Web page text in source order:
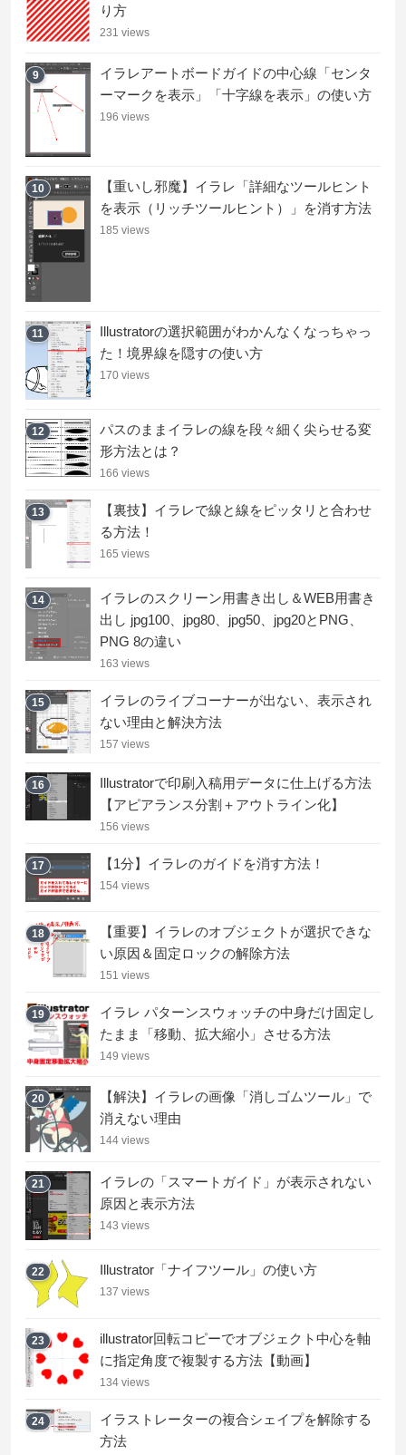
り方
231 views
9
イラレアートボードガイドの中心線「センタ
ーマークを表示」「十字線を表示」の使い方
196 views
10
【重いし邪魔】イラレ「詳細なツールヒント
を表示（リッチツールヒント）」を消す方法
185 views
11
Illustratorの選択範囲がわかんなくなっちゃっ
た！境界線を隠すの使い方
170 views
12
パスのままイラレの線を段々細く尖らせる変
形方法とは？
166 views
13
【裏技】イラレで線と線をピッタリと合わせ
る方法！
165 views
14
イラレのスクリーン用書き出し＆WEB用書き
出し jpg100、jpg80、jpg50、jpg20とPNG、
PNG 8の違い
163 views
15
イラレのライブコーナーが出ない、表示され
ない理由と解決方法
157 views
16
Illustratorで印刷入稿用データに仕上げる方法
【アピアランス分割＋アウトライン化】
156 views
17 【1分】イラレのガイドを消す方法！
154 views
18
【重要】イラレのオブジェクトが選択できな
い原因＆固定ロックの解除方法
151 views
19
イラレ パターンスウォッチの中身だけ固定し
たまま「移動、拡大縮小」させる方法
149 views
20
【解決】イラレの画像「消しゴムツール」で
消えない理由
144 views
21
イラレの「スマートガイド」が表示されない
原因と表示方法
143 views
22 Illustrator「ナイフツール」の使い方
137 views
23
illustrator回転コピーでオブジェクト中心を軸
に指定角度で複製する方法【動画】
134 views
24
イラストレーターの複合シェイプを解除する
方法